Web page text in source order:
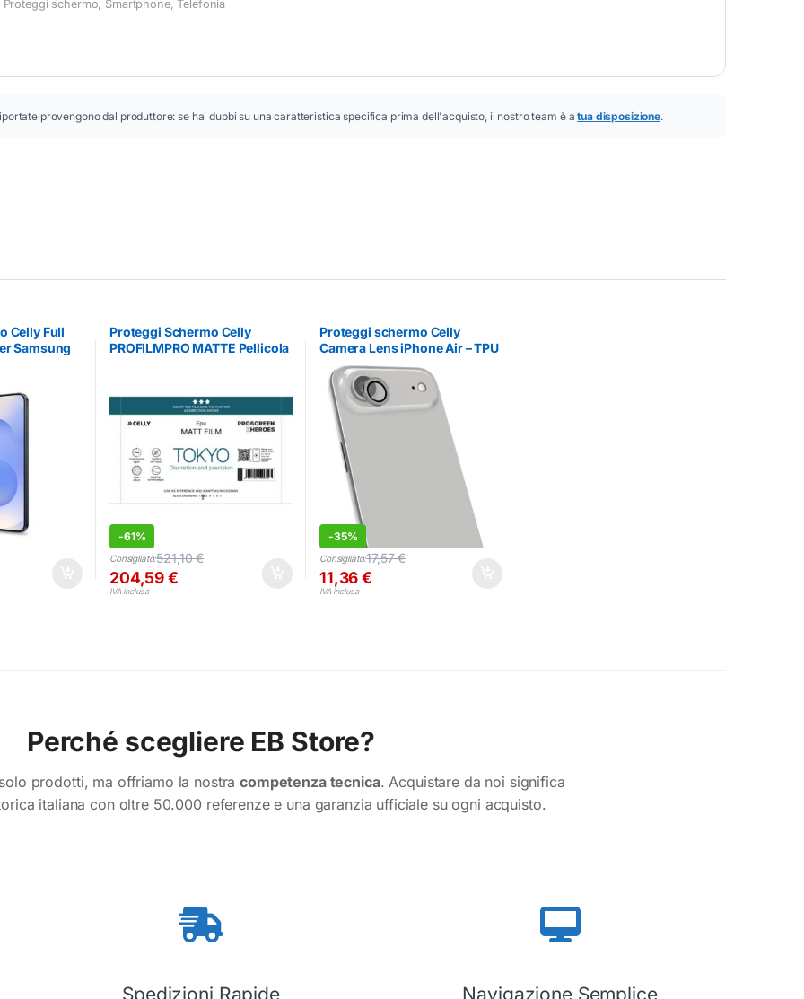
Proteggi schermo Smartphone,Telefonia
provengono dal produttore: se hai dubbi su una caratteristica specifica prima dell'acquisto, il nostro team è atua disposizione.
Celly Full
Samsung
Proteggi Schermo Celly
PROFILMPRO MATTE Pellicola
-61%
Consigliato:521,10€
204,59€
IVA inclusa
Proteggi schermo Celly
Camera Lens iPhone Air – TPU
-35%
Consigliato:17,57€
11,36€
IVA inclusa
Perché scegliere EB Store?
prodotti, ma offriamo la nostracompetenza tecnica. Acquistare da noi significa
italiana con oltre 50.000 referenze e una garanzia ufficiale su ogni acquisto.
Spedizioni Rapide Navigazione Semplice